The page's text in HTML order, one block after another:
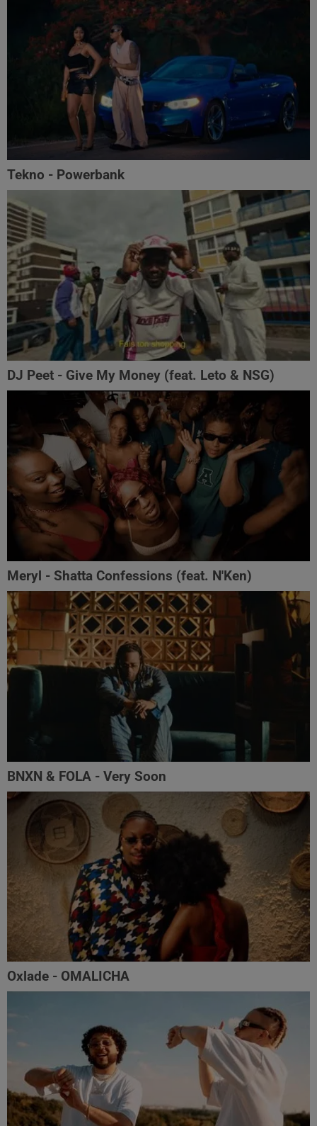
Tekno - Powerbank
DJ Peet - Give My Money (feat. Leto & NSG)
Meryl - Shatta Confessions (feat. N'Ken)
BNXN & FOLA - Very Soon
Oxlade - OMALICHA